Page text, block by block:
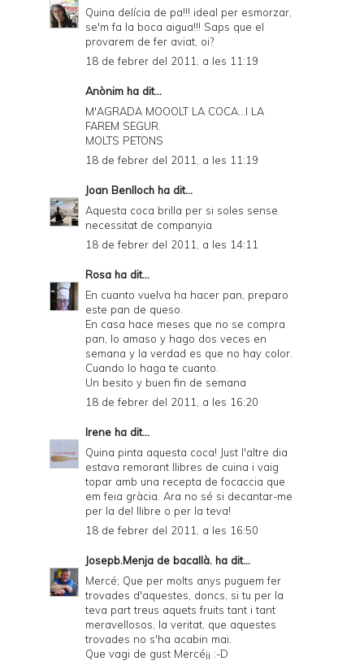
Quina delícia de pa!!! ideal per esmorzar,
se'm fa la boca aigua!!! Saps que el
provarem de fer aviat, oi?
18 de febrer del 2011, a les 11:19
Anònim ha dit...
M'AGRADA MOOOLT LA COCA...I LA
FAREM SEGUR.
MOLTS PETONS
18 de febrer del 2011, a les 11:19
Joan Benlloch ha dit...
Aquesta coca brilla per si soles sense
necessitat de companyia
18 de febrer del 2011, a les 14:11
Rosa ha dit...
En cuanto vuelva ha hacer pan, preparo
este pan de queso.
En casa hace meses que no se compra
pan, lo amaso y hago dos veces en
semana y la verdad es que no hay color.
Cuando lo haga te cuanto.
Un besito y buen fin de semana
18 de febrer del 2011, a les 16:20
Irene ha dit...
Quina pinta aquesta coca! Just l'altre dia
estava remorant llibres de cuina i vaig
topar amb una recepta de focaccia que
em feia gràcia. Ara no sé si decantar-me
per la del llibre o per la teva!
18 de febrer del 2011, a les 16:50
Josepb.Menja de bacallà. ha dit...
Mercé; Que per molts anys puguem fer
trovades d'aquestes, doncs, si tu per la
teva part treus aquets fruits tant i tant
meravellosos, la veritat, que aquestes
trovades no s'ha acabin mai.
Que vagi de gust Mercé¡¡ :-D